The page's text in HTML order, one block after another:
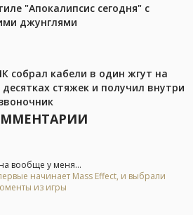
"Апокалипсис сегодня" с
джунглями
собрал кабели в один жгут на
десятках стяжек и получил внутри
вообще у меня...
начинает Mass Effect, и выбрали
из игры